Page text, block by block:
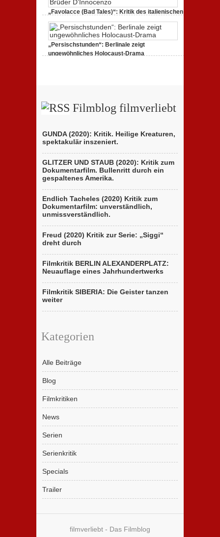
Handydokumentation
einer
„Favolacce (Bad Tales)“: Kritik des italienischen
Berlinale-Beitrags der Brüder D’Innocenzo
25. Februar 2020,Keine Kommentarezu
„Favolacce
(Bad
Tales)“:
Kritik
des
„Persischstunden“: Berlinale zeigt
ungewöhnliches Holocaust-Drama
Filmblog filmverliebt
GUNDA (2020): Kritik. Heilige Kreaturen,
spektakulär inszeniert.
GLITZER UND STAUB (2020): Kritik zum
Dokumentarfilm. Bullenritt durch ein
gespaltenes Amerika.
Endlich Tacheles (2020) Kritik zum
Dokumentarfilm: unverständlich,
unmissverständlich.
Freud (2020) Kritik zur Serie: „Siggi“
dreht durch
Filmkritik BERLIN ALEXANDERPLATZ:
Neuauflage eines Jahrhundertwerks
Filmkritik SIBERIA: Die Geister tanzen
weiter
Kategorien
Alle Beiträge
Blog
Filmkritiken
News
Serien
Serienkritik
Specials
Trailer
filmverliebt - Das Filmblog